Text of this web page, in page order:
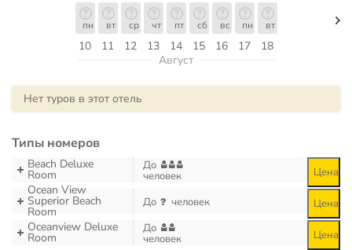
10
пн
11
вт
12
ср
13
чт
14
пт
15
сб
16
вс
17
пн
18
вт
Август
Нет туров в этот отель
Типы номеров
Beach Deluxe
Room
До
человек Цена
Ocean View
Superior Beach
Room
До человек Цена
Oceanview Deluxe
Room
До
человек Цена